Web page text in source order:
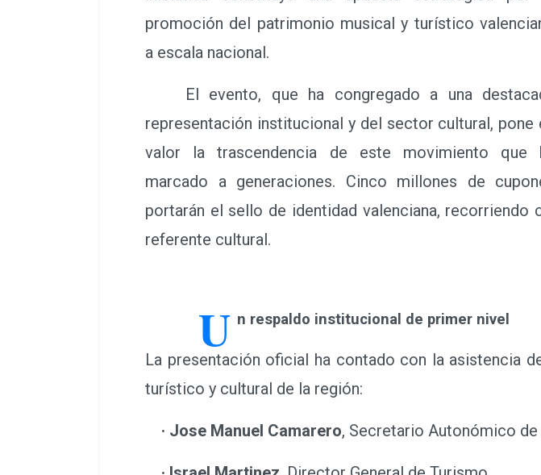
promoción del patrimonio musical y turístico
a escala nacional.
El evento, que ha congregado a una
representación institucional y del sector cultural, pone
valor la trascendencia de este movimiento que
marcado a generaciones. Cinco millones de
portarán el sello de identidad valenciana,
referente cultural.
U n respaldo institucional de primer nivel
La presentación oficial ha contado con la asistencia
turístico y cultural de la región:
· Jose Manuel Camarero, Secretario Autonómico de